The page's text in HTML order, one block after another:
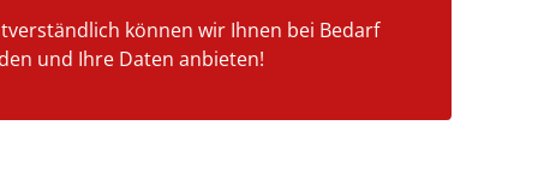
können wir Ihnen bei Bedarf
und Ihre Daten anbieten!